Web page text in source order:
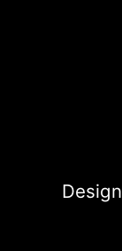
Design